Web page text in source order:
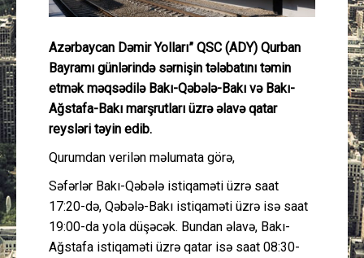
Peşə etikası
Əlaqə
Azərbaycan Dəmir Yolları” QSC (ADY) Qurban
Bayramı günlərində sərnişin tələbatını təmin
etmək məqsədilə Bakı-Qəbələ-Bakı və Bakı-
Ağstafa-Bakı marşrutları üzrə əlavə qatar
reysləri təyin edib.
Qurumdan verilən məlumata görə,
Səfərlər Bakı-Qəbələ istiqaməti üzrə saat
17:20-də, Qəbələ-Bakı istiqaməti üzrə isə saat
19:00-da yola düşəcək. Bundan əlavə, Bakı-
Ağstafa istiqaməti üzrə qatar isə saat 08:30-